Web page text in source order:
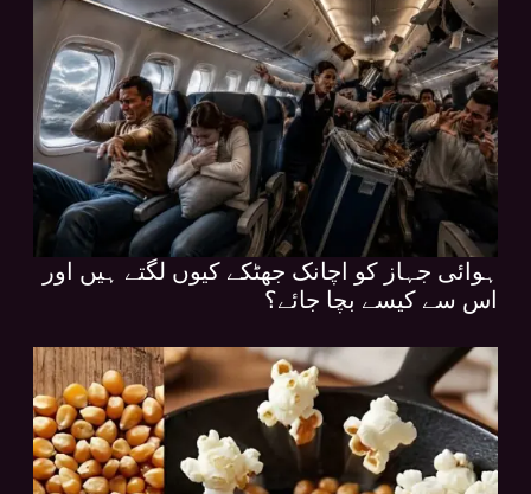
ہوائی جہاز کو اچانک جھٹکے کیوں لگتے ہیں اور
اس سے کیسے بچا جائے؟